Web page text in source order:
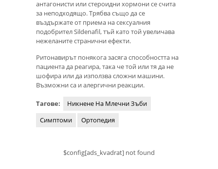
антагонисти или стероидни хормони се счита
за неподходящо. Трябва също да се
въздържате от приема на сексуалния
подобрител Sildenafil, тъй като той увеличава
нежеланите странични ефекти.
Ритонавирът понякога засяга способността на
пациента да реагира, така че той или тя да не
шофира или да използва сложни машини.
Възможни са и алергични реакции.
Тагове:
Никнене На Млечни Зъби
Симптоми
Ортопедия
$config[ads_kvadrat] not found